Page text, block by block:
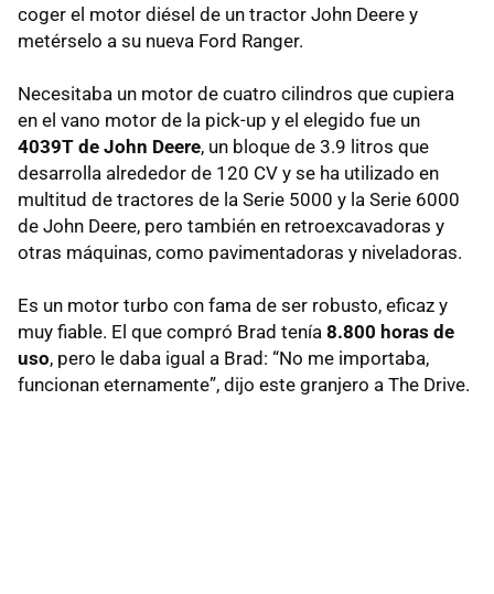
coger el motor diésel de un tractor John Deere y
metérselo a su nueva Ford Ranger.
Necesitaba un motor de cuatro cilindros que cupiera
en el vano motor de la pick-up y el elegido fue un
4039T de John Deere, un bloque de 3.9 litros que
desarrolla alrededor de 120 CV y se ha utilizado en
multitud de tractores de la Serie 5000 y la Serie 6000
de John Deere, pero también en retroexcavadoras y
otras máquinas, como pavimentadoras y niveladoras.
Es un motor turbo con fama de ser robusto, eficaz y
muy fiable. El que compró Brad tenía 8.800 horas de
uso, pero le daba igual a Brad: “No me importaba,
funcionan eternamente”, dijo este granjero a The Drive.